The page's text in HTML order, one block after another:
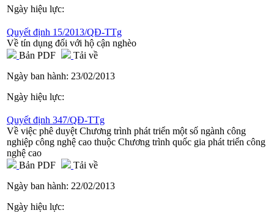
Ngày hiệu lực:
Quyết định 15/2013/QĐ-TTg
Về tín dụng đối với hộ cận nghèo
Bản PDF
Tải về
Ngày ban hành: 23/02/2013
Ngày hiệu lực:
Quyết định 347/QĐ-TTg
Về việc phê duyệt Chương trình phát triển một số ngành công
nghiệp công nghệ cao thuộc Chương trình quốc gia phát triển công
nghệ cao
Bản PDF
Tải về
Ngày ban hành: 22/02/2013
Ngày hiệu lực: